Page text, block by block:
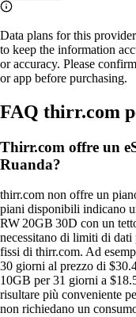
Data plans for this
to keep the information
or accuracy. Please
or app before purchasing.
FAQ thirr.com
Thirr.com offre un
Ruanda?
thirr.com non offre un
piani disponibili indicano
RW 20GB 30D con un
necessitano di limiti di dati
fissi di thirr.com. Ad
30 giorni al prezzo di
10GB per 31 giorni a
risultare più conveniente
non richiedano un